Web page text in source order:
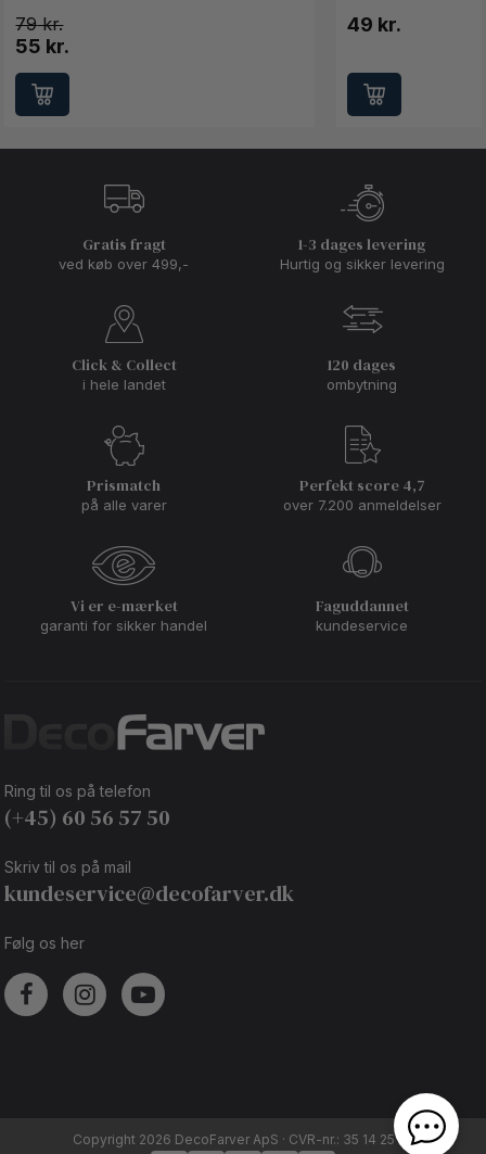
79
55 kr.
49 kr.
Gratis fragt
ved køb over 499,-
1-3 dages levering
Hurtig og sikker levering
Click & Collect
i hele landet
120 dages
ombytning
Prismatch
på alle varer
Perfekt score 4,7
over 7.200 anmeldelser
Vi er e-mærket
garanti for sikker handel
Faguddannet
kundeservice
Ring til os på telefon
(+45) 60 56 57 50
Skriv til os på mail
kundeservice@decofarver.dk
Følg os her
Copyright 2026 DecoFarver ApS · CVR-nr.: 35 14 25 92